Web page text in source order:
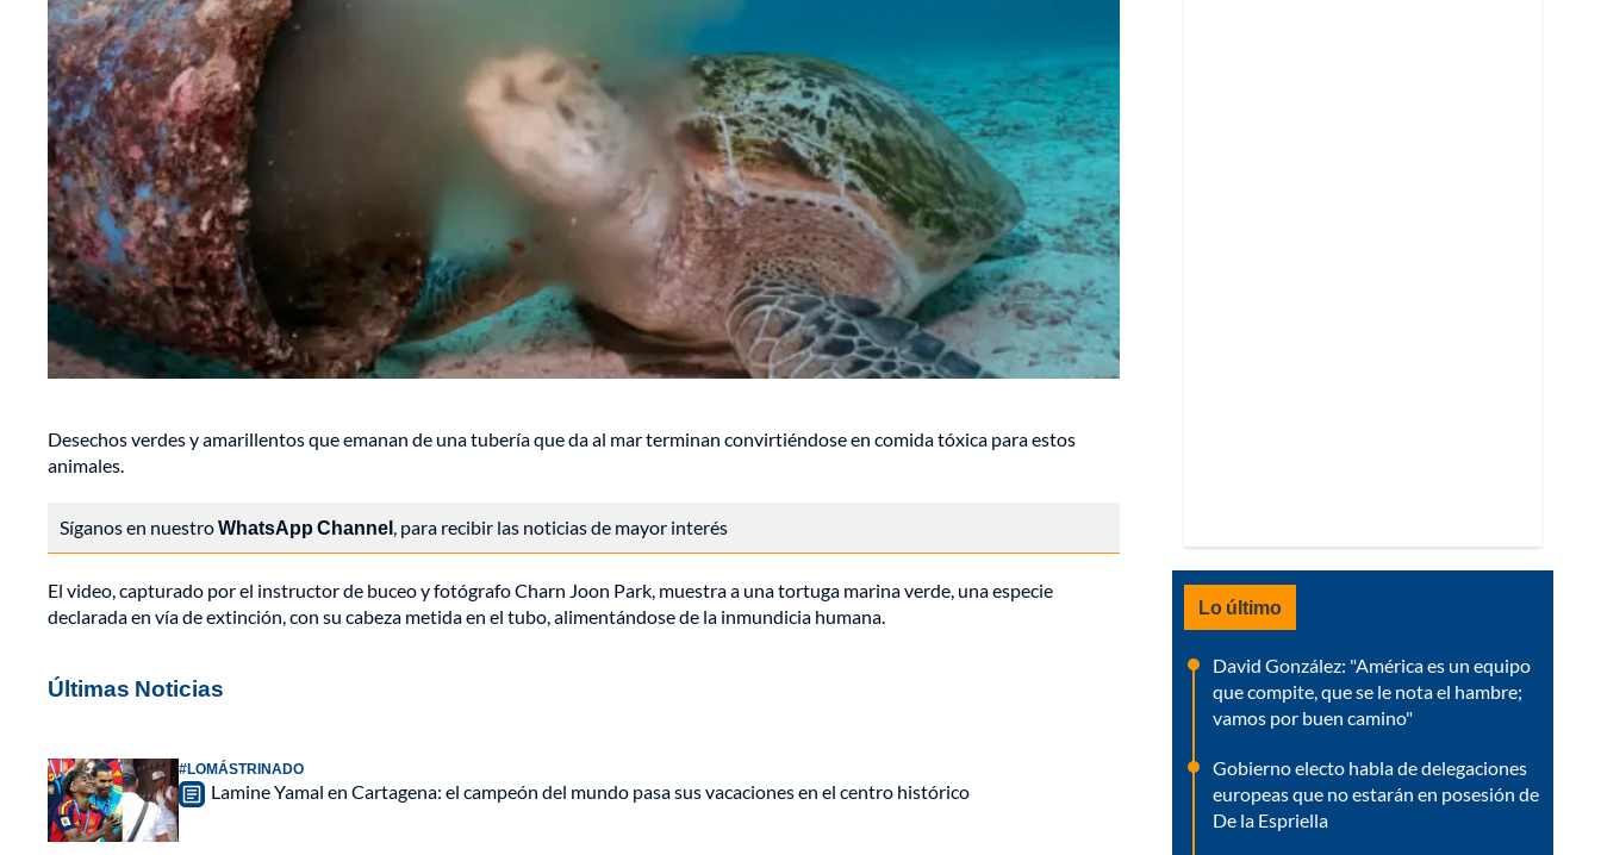
Desechos verdes y amarillentos que emanan de una tubería que da al mar terminan convirtiéndose en comida tóxica para estos
animales.
Síganos en nuestroWhatsApp Channel, para recibir las noticias de mayor interés
El video, capturado por el instructor de buceo y fotógrafo Charn Joon Park, muestra a una tortuga marina verde, una especie
declarada en vía de extinción, con su cabeza metida en el tubo, alimentándose de la inmundicia humana.
Últimas Noticias
#LOMÁSTRINADO
Lamine Yamal en Cartagena: el campeón del mundo pasa sus vacaciones en el centro histórico
Lo último
David González: "América es un equipo
que compite, que se le nota el hambre;
vamos por buen camino"
Gobierno electo habla de delegaciones
europeas que no estarán en posesión de
De la Espriella